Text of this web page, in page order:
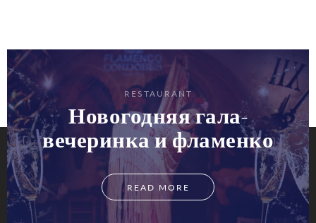
RESTAURANT
Новогодняя гала-
вечеринка и фламенко
READ MORE